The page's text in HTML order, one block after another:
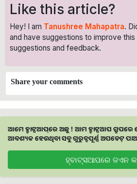
Like this article?
Hey! I am Tanushree Mahapatra.
and have suggestions to improve this
suggestions and feedback.
Share your comments
ଆମେ ହ୍ବାଟ୍ସଆପ୍‌ରେ ଅଛୁ ! ଆମ ହ୍ବାଟ୍ସଆପ
ଆବଶ୍ୟକ ହେଉଥିବା ସବୁ ଗୁରୁତ୍ବପୂର୍ଣ୍ଣ ଅପଡେଟ୍‌
ହ୍ବାଟ୍ସଆପରେ ଜଏନ